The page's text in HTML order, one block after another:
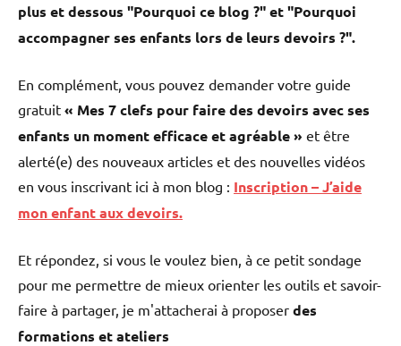
plus et dessous "Pourquoi ce blog ?" et "Pourquoi
accompagner ses enfants lors de leurs devoirs ?".
En complément, vous pouvez demander votre guide
gratuit « Mes 7 clefs pour faire des devoirs avec ses
enfants un moment efficace et agréable » et être
alerté(e) des nouveaux articles et des nouvelles vidéos
en vous inscrivant ici à mon blog : Inscription – J’aide
mon enfant aux devoirs.
Et répondez, si vous le voulez bien, à ce petit sondage
pour me permettre de mieux orienter les outils et savoir-
faire à partager, je m'attacherai à proposer des
formations et ateliers